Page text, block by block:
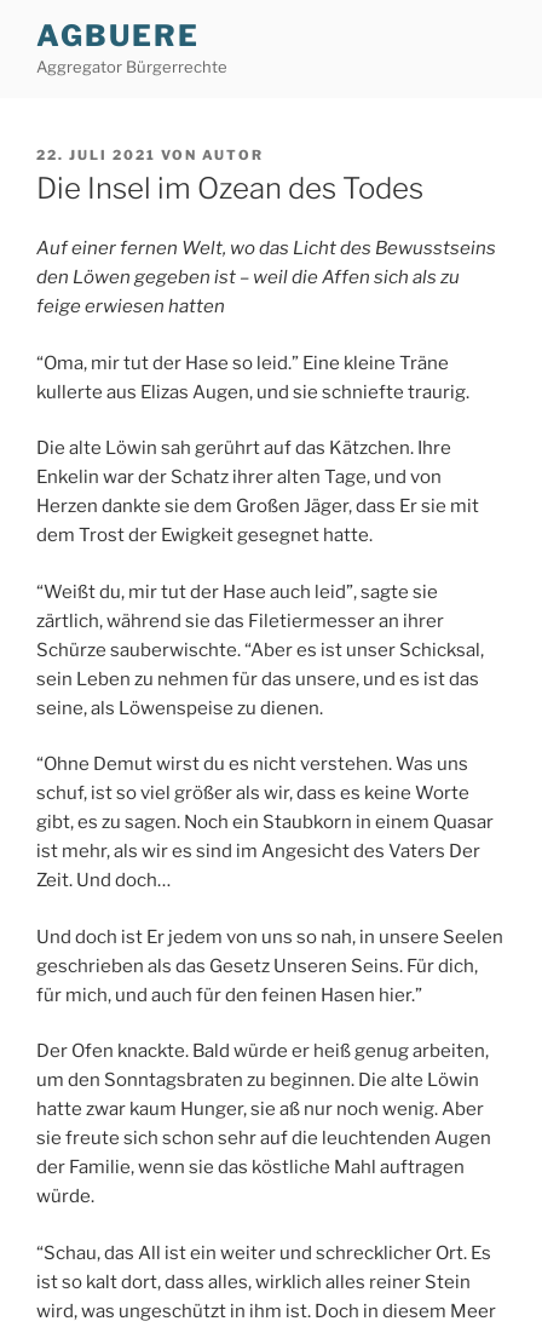
Inhalt
springen
AGBUERE
Aggregator Bürgerrechte
VERÖFFENTLICHT
AM
22. JULI 2021 VON AUTOR
Die Insel im Ozean des Todes
Auf einer fernen Welt, wo das Licht des Bewusstseins
den Löwen gegeben ist – weil die Affen sich als zu
feige erwiesen hatten
“Oma, mir tut der Hase so leid.” Eine kleine Träne
kullerte aus Elizas Augen, und sie schniefte traurig.
Die alte Löwin sah gerührt auf das Kätzchen. Ihre
Enkelin war der Schatz ihrer alten Tage, und von
Herzen dankte sie dem Großen Jäger, dass Er sie mit
dem Trost der Ewigkeit gesegnet hatte.
“Weißt du, mir tut der Hase auch leid”, sagte sie
zärtlich, während sie das Filetiermesser an ihrer
Schürze sauberwischte. “Aber es ist unser Schicksal,
sein Leben zu nehmen für das unsere, und es ist das
seine, als Löwenspeise zu dienen.
“Ohne Demut wirst du es nicht verstehen. Was uns
schuf, ist so viel größer als wir, dass es keine Worte
gibt, es zu sagen. Noch ein Staubkorn in einem Quasar
ist mehr, als wir es sind im Angesicht des Vaters Der
Zeit. Und doch…
Und doch ist Er jedem von uns so nah, in unsere Seelen
geschrieben als das Gesetz Unseren Seins. Für dich,
für mich, und auch für den feinen Hasen hier.”
Der Ofen knackte. Bald würde er heiß genug arbeiten,
um den Sonntagsbraten zu beginnen. Die alte Löwin
hatte zwar kaum Hunger, sie aß nur noch wenig. Aber
sie freute sich schon sehr auf die leuchtenden Augen
der Familie, wenn sie das köstliche Mahl auftragen
würde.
“Schau, das All ist ein weiter und schrecklicher Ort. Es
ist so kalt dort, dass alles, wirklich alles reiner Stein
wird, was ungeschützt in ihm ist. Doch in diesem Meer